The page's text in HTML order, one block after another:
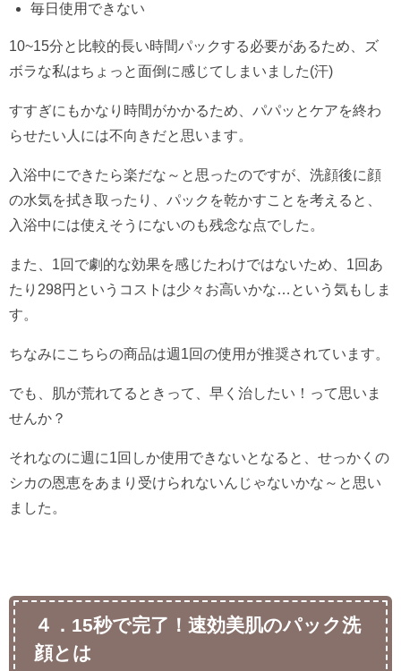
毎日使用できない
10~15分と比較的長い時間パックする必要があるため、ズ
ボラな私はちょっと面倒に感じてしまいました(汗)
すすぎにもかなり時間がかかるため、パパッとケアを終わ
らせたい人には不向きだと思います。
入浴中にできたら楽だな～と思ったのですが、洗顔後に顔
の水気を拭き取ったり、パックを乾かすことを考えると、
入浴中には使えそうにないのも残念な点でした。
また、1回で劇的な効果を感じたわけではないため、1回あ
たり298円というコストは少々お高いかな…という気もしま
す。
ちなみにこちらの商品は週1回の使用が推奨されています。
でも、肌が荒れてるときって、早く治したい！って思いま
せんか？
それなのに週に1回しか使用できないとなると、せっかくの
シカの恩恵をあまり受けられないんじゃないかな～と思い
ました。
４．15秒で完了！速効美肌のパック洗
顔とは